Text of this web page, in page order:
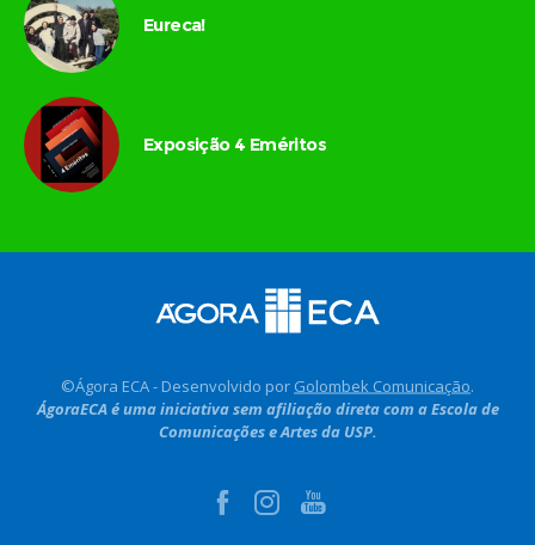
Eureca!
Exposição 4 Eméritos
©Ágora ECA - Desenvolvido por Golombek Comunicação.
ÁgoraECA é uma iniciativa sem afiliação direta com a Escola de
Comunicações e Artes da USP.